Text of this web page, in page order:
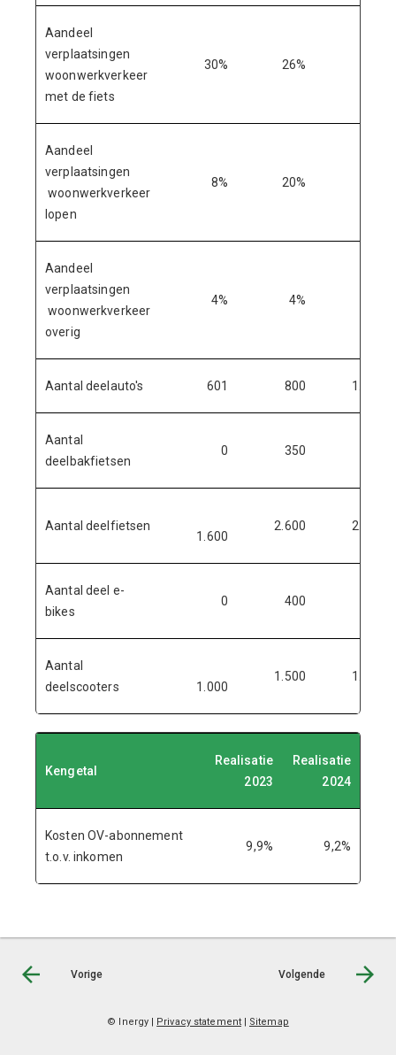
Aandeel
verplaatsingen
woonwerkverkeer
met de fiets
30% 26%
Aandeel
verplaatsingen
woonwerkverkeer
lopen
8% 20%
Aandeel
verplaatsingen
woonwerkverkeer
overig
4% 4%
Aantal deelauto's 601 800 1.000
Aantal
deelbakfietsen
0 350
Aantal deelfietsen
1.600
2.600 2.900
Aantal deel e-
bikes
0 400
Aantal
deelscooters
1.000
1.500 1.250
Kengetal
Realisatie
2023
Realisatie
2024
Kosten OV-abonnement
t.o.v. inkomen
9,9% 9,2%
Vorige Volgende
© Inergy | Privacy statement| Sitemap